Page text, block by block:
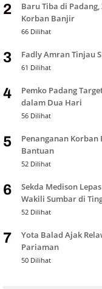
2
Baru Tiba di
Korban Banjir
66 Dilihat
3 Fadly Amran Tinjau
61 Dilihat
4
Pemko Padang
dalam Dua Hari
56 Dilihat
5
Penanganan
Bantuan
52 Dilihat
6
Sekda Medison
Wakili Sumbar di
52 Dilihat
7
Yota Balad Ajak
Pariaman
50 Dilihat